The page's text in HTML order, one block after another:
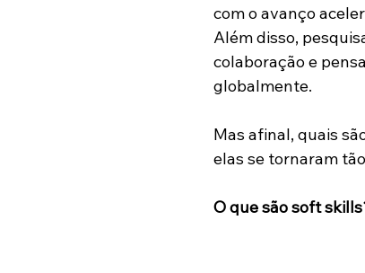
com o avanço
Além disso,
colaboração e
globalmente.
Mas afinal, quais
elas se tornaram
O que são soft